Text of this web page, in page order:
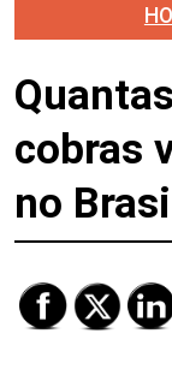
cobras
no